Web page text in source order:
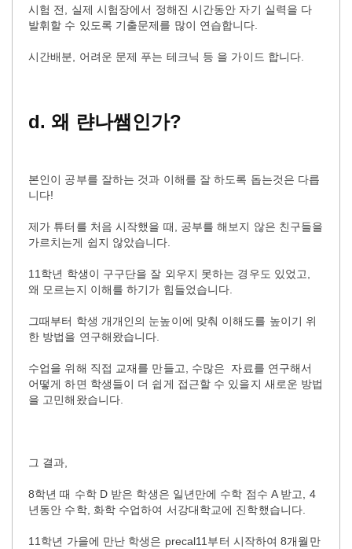
시험 전, 실제 시험장에서 정해진 시간동안 자기 실력을 다
발휘할 수 있도록 기출문제를 많이 연습합니다.
시간배분, 어려운 문제 푸는 테크닉 등 을 가이드 합니다.
d. 왜 랸나쌤인가?
본인이 공부를 잘하는 것과 이해를 잘 하도록 돕는것은 다릅
니다!
제가 튜터를 처음 시작했을 때, 공부를 해보지 않은 친구들을
가르치는게 쉽지 않았습니다.
11학년 학생이 구구단을 잘 외우지 못하는 경우도 있었고,
왜 모르는지 이해를 하기가 힘들었습니다.
그때부터 학생 개개인의 눈높이에 맞춰 이해도를 높이기 위
한 방법을 연구해왔습니다.
수업을 위해 직접 교재를 만들고, 수많은 자료를 연구해서
어떻게 하면 학생들이 더 쉽게 접근할 수 있을지 새로운 방법
을 고민해왔습니다.
그 결과,
8학년 때 수학 D 받은 학생은 일년만에 수학 점수 A 받고, 4
년동안 수학, 화학 수업하여 서강대학교에 진학했습니다.
11학년 가을에 만난 학생은 precal11부터 시작하여 8개월만